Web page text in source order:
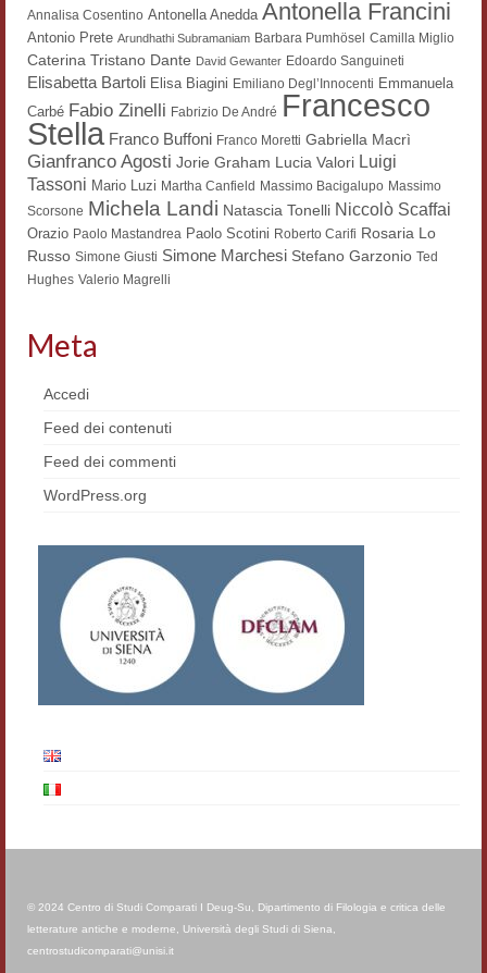
Workshop DH
Summer School DH
ERASMUS/DEMM
Storia e forme della canzone
Pubblicazioni
Hagiographica Coreana
Koreanische Literatur und Kultur
Altri volumi
Atti di convegno
Semicerchio
Presentazione
Numeri
Indice 1986-2008
Norme etiche e redazionali
Dépliant e cedola acquisti
Annalisa Cosentino Antonella Anedda Antonella Francini
Antonio Prete Arundhathi Subramaniam Barbara Pumhösel Camilla Miglio
Caterina Tristano Dante David Gewanter Edoardo Sanguineti
Elisabetta Bartoli Elisa Biagini Emiliano Degl’Innocenti Emmanuela
Carbé Fabio Zinelli Fabrizio De André Francesco
Stella Franco Buffoni Franco Moretti Gabriella Macrì
Gianfranco Agosti Jorie Graham Lucia Valori Luigi
Tassoni Mario Luzi Martha Canfield Massimo Bacigalupo Massimo
Scorsone Michela Landi Natascia Tonelli Niccolò Scaffai
Orazio Paolo Mastandrea Paolo Scotini Roberto Carifi Rosaria Lo
Russo Simone Giusti Simone Marchesi Stefano Garzonio Ted
Hughes Valerio Magrelli
Meta
Accedi
Feed dei contenuti
Feed dei commenti
WordPress.org
© 2024 Centro di Studi Comparati I Deug-Su, Dipartimento di Filologia e critica delle
letterature antiche e moderne, Università degli Studi di Siena,
centrostudicomparati@unisi.it